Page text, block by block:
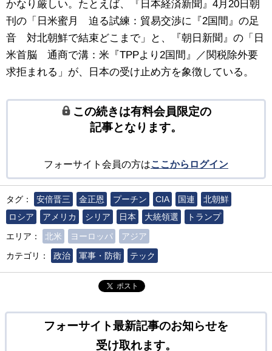
かなり厳しい。たとえば、『日本経済新聞』4月20日朝
刊の「日米蜜月 迫る試練：貿易交渉に『2国間』の足
音 対北朝鮮で結束どこまで」と、『朝日新聞』の「日
米首脳 通商で溝：米『TPPより2国間』／関税除外要
求拒まれる」が、日本の受け止め方を象徴している。
この続きは有料会員限定の
記事となります。
フォーサイト会員の方はここからログイン
タグ： 安倍晋三 金正恩 プーチン CIA 国連
北朝鮮
ロシア
アメリカ シリア 日本 大統領選
トランプ
エリア：
北米 ヨーロッパ
アジア
カテゴリ：
政治 軍事・防衛 テック
ポスト
フォーサイト最新記事のお知らせを
受け取れます。